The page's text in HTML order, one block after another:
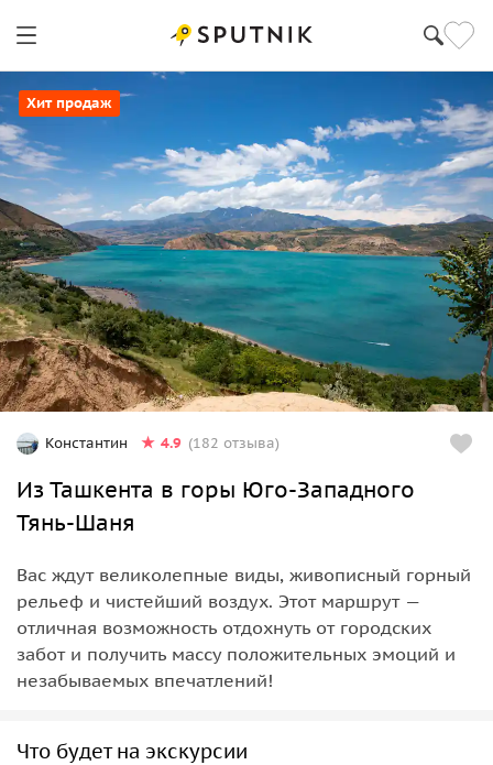
Хит продаж
Константин 4.9 (182 отзыва)
Из Ташкента в горы Юго-Западного
Тянь-Шаня
Вас ждут великолепные виды, живописный горный
рельеф и чистейший воздух. Этот маршрут —
отличная возможность отдохнуть от городских
забот и получить массу положительных эмоций и
незабываемых впечатлений!
Что будет на экскурсии